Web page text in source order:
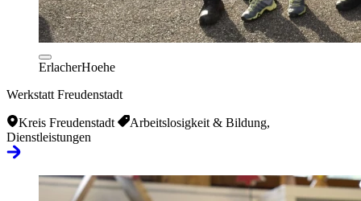
ErlacherHoehe
Werkstatt Freudenstadt
Kreis Freudenstadt
Arbeitslosigkeit & Bildung,
Dienstleistungen